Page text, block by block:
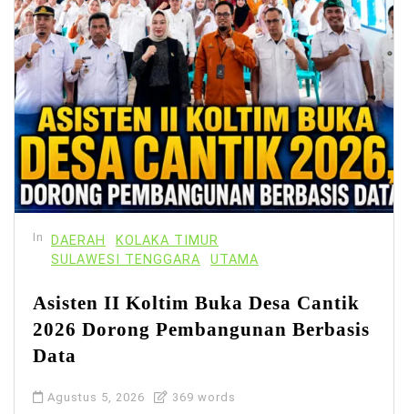
In DAERAH
KOLAKA TIMUR
SULAWESI TENGGARA
UTAMA
Asisten II Koltim Buka Desa Cantik
2026 Dorong Pembangunan Berbasis
Data
Agustus 5, 2026 369 words